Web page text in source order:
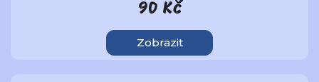
90 Kč
Zobrazit